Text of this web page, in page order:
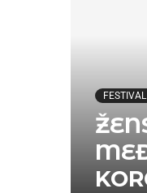
FESTIVAL